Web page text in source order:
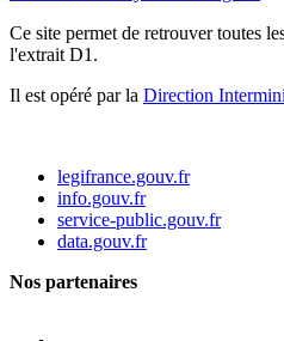
Ce site permet de retrouver toutes
l'extrait D1.
Il est opéré par la Direction
legifrance.gouv.fr
info.gouv.fr
service-public.gouv.fr
data.gouv.fr
Nos partenaires